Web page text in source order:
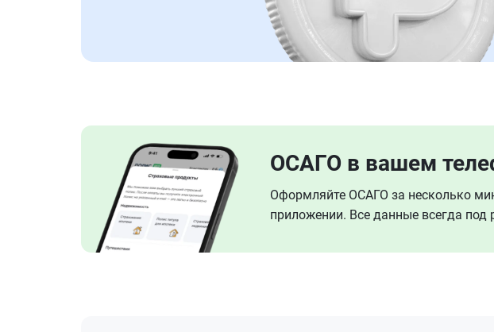
ОСАГО в вашем
Оформляйте ОСАГО за несколько
приложении. Все данные всегда под